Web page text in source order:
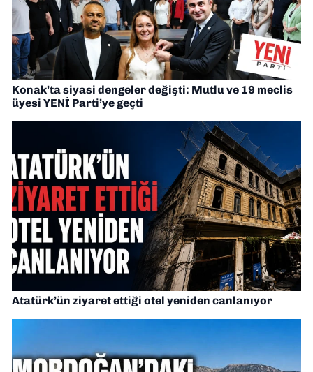
Konak’ta siyasi dengeler değişti: Mutlu ve 19 meclis
üyesi YENİ Parti’ye geçti
Atatürk’ün ziyaret ettiği otel yeniden canlanıyor